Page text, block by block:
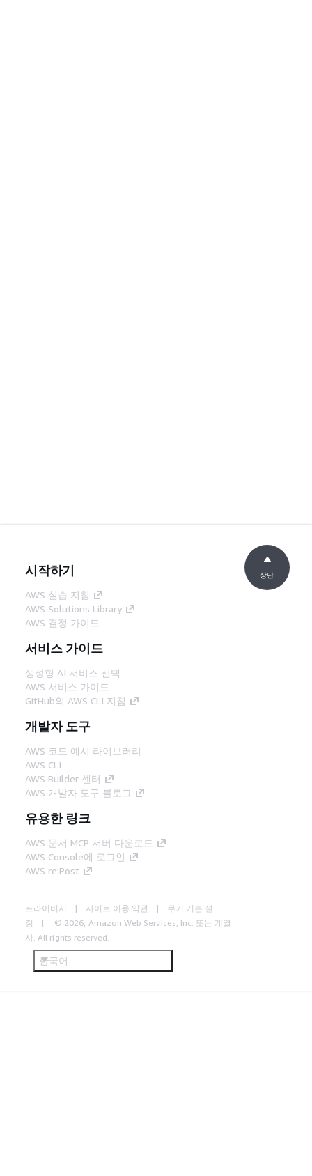
시작하기
AWS 실습 지침
AWS Solutions Library
AWS 결정 가이드
서비스 가이드
생성형 AI 서비스 선택
AWS 서비스 가이드
GitHub의 AWS CLI 지침
개발자 도구
AWS 코드 예시 라이브러리
AWS CLI
AWS Builder 센터
AWS 개발자 도구 블로그
유용한 링크
AWS 문서 MCP 서버 다운로드
AWS Console에 로그인
AWS re:Post
프라이버시 사이트 이용 약관
쿠키 기본 설
정
© 2026, Amazon Web Services, Inc. 또는 계열
사. All rights reserved.
한국어
상단